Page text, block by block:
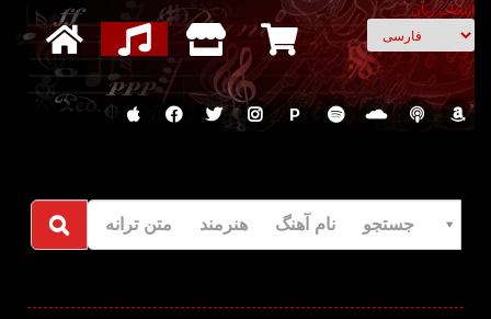
انتخاب زبان
P
جستجو نام آهنگ هنرمند متن ترانه